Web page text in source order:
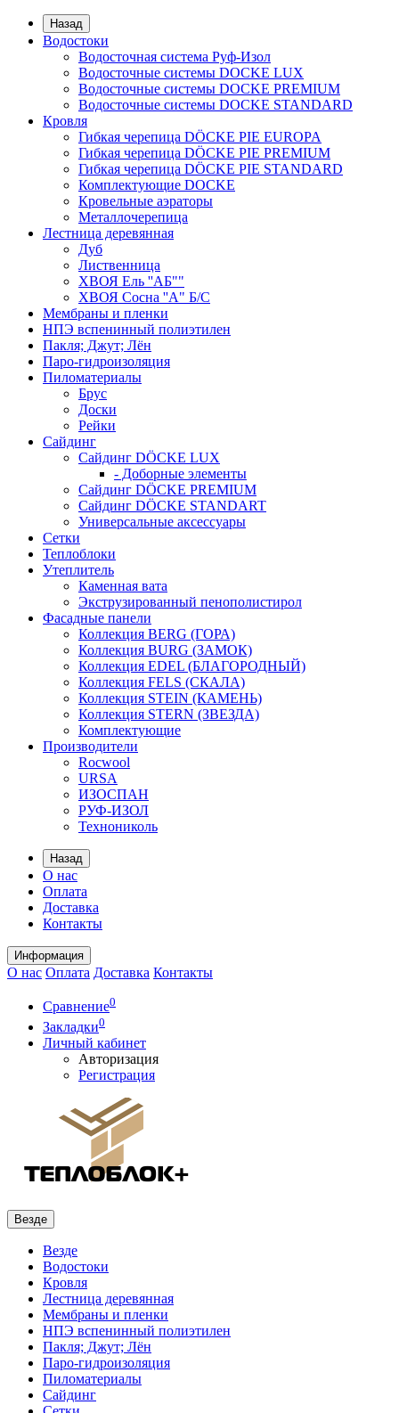
Назад
Водостоки
Водосточная система Руф-Изол
Водосточные системы DOCKE LUX
Водосточные системы DOCKE PREMIUM
Водосточные системы DOCKE STANDARD
Кровля
Гибкая черепица DÖCKE PIE EUROPA
Гибкая черепица DÖCKE PIE PREMIUM
Гибкая черепица DÖCKE PIE STANDARD
Комплектующие DOCKE
Кровельные аэраторы
Металлочерепица
Лестница деревянная
Дуб
Лиственница
ХВОЯ Ель ''AБ""
ХВОЯ Сосна ''A" Б/С
Мембраны и пленки
НПЭ вспенинный полиэтилен
Пакля; Джут; Лён
Паро-гидроизоляция
Пиломатериалы
Брус
Доски
Рейки
Сайдинг
Сайдинг DÖCKE LUX
- Доборные элементы
Сайдинг DÖCKE PREMIUM
Сайдинг DÖCKE STANDART
Универсальные аксессуары
Сетки
Теплоблоки
Утеплитель
Каменная вата
Экструзированный пенополистирол
Фасадные панели
Коллекция BERG (ГОРА)
Коллекция BURG (ЗАМОК)
Коллекция EDEL (БЛАГОРОДНЫЙ)
Коллекция FELS (СКАЛА)
Коллекция STEIN (КАМЕНЬ)
Коллекция STERN (ЗВЕЗДА)
Комплектующие
Производители
Rocwool
URSA
ИЗОСПАН
РУФ-ИЗОЛ
Технониколь
Назад
О нас
Оплата
Доставка
Контакты
Информация
О нас Оплата Доставка Контакты
Сравнение0
Закладки0
Личный кабинет
Авторизация
Регистрация
Везде
Везде
Водостоки
Кровля
Лестница деревянная
Мембраны и пленки
НПЭ вспенинный полиэтилен
Пакля; Джут; Лён
Паро-гидроизоляция
Пиломатериалы
Сайдинг